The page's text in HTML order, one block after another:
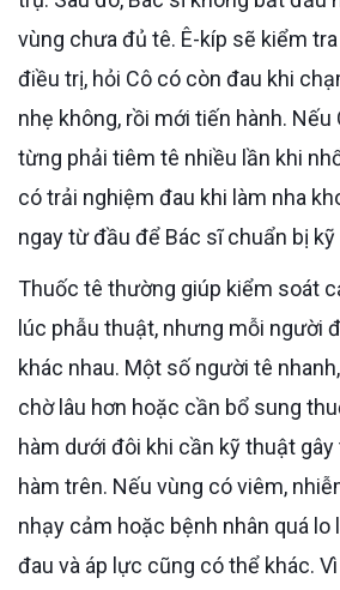
vùng chưa đủ tê. Ê-kíp sẽ kiểm
điều trị, hỏi Cô có còn đau khi
nhẹ không, rồi mới tiến hành. Nếu
từng phải tiêm tê nhiều lần khi
có trải nghiệm đau khi làm nha
ngay từ đầu để Bác sĩ chuẩn bị kỹ
Thuốc tê thường giúp kiểm soát cảm giác đau trong
lúc phẫu thuật, nhưng mỗi người
khác nhau. Một số người tê
chờ lâu hơn hoặc cần bổ sung
hàm dưới đôi khi cần kỹ thuật
hàm trên. Nếu vùng có viêm,
nhạy cảm hoặc bệnh nhân quá lo
đau và áp lực cũng có thể khác.